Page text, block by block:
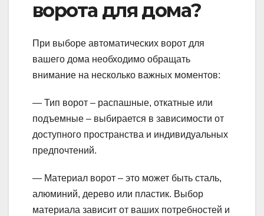
ворота для дома?
При выборе автоматических ворот для
вашего дома необходимо обращать
внимание на несколько важных моментов:
— Тип ворот – распашные, откатные или
подъемные – выбирается в зависимости от
доступного пространства и индивидуальных
предпочтений.
— Материал ворот – это может быть сталь,
алюминий, дерево или пластик. Выбор
материала зависит от ваших потребностей и